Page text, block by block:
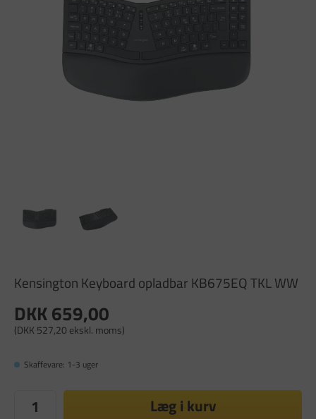
Kensington Keyboard opladbar KB675EQ TKL WW
DKK 659,00
(DKK 527,20 ekskl. moms)
Skaffevare: 1-3 uger
Læg i kurv